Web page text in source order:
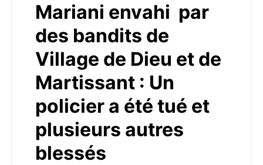
Mariani envahi par
des bandits de
Village de Dieu et de
Martissant : Un
policier a été tué et
plusieurs autres
blessés